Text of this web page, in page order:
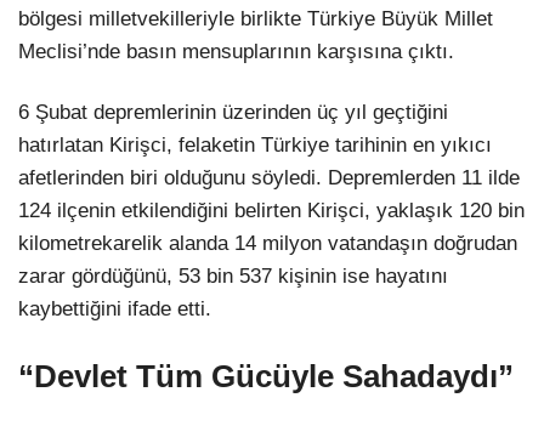
bölgesi milletvekilleriyle birlikte Türkiye Büyük Millet
Meclisi’nde basın mensuplarının karşısına çıktı.
6 Şubat depremlerinin üzerinden üç yıl geçtiğini
hatırlatan Kirişci, felaketin Türkiye tarihinin en yıkıcı
afetlerinden biri olduğunu söyledi. Depremlerden 11 ilde
124 ilçenin etkilendiğini belirten Kirişci, yaklaşık 120 bin
kilometrekarelik alanda 14 milyon vatandaşın doğrudan
zarar gördüğünü, 53 bin 537 kişinin ise hayatını
kaybettiğini ifade etti.
“Devlet Tüm Gücüyle Sahadaydı”